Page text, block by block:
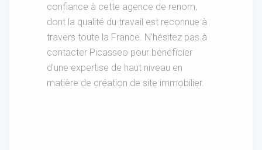
confiance à cette agence de renom,
dont la qualité du travail est reconnue à
travers toute la France. N'hésitez pas à
contacter Picasseo pour bénéficier
d'une expertise de haut niveau en
matière de création de site immobilier.